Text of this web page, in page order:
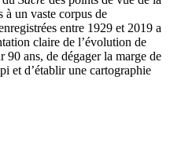
à un vaste corpus de
entre 1929 et 2019 a
claire de l’évolution de
90 ans, de dégager la marge de
et d’établir une cartographie